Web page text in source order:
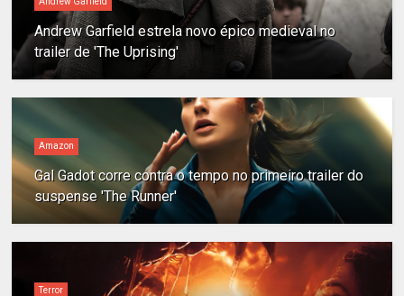
Andrew Garfield estrela novo épico medieval no
trailer de 'The Uprising'
Amazon
Gal Gadot corre contra o tempo no primeiro trailer do
suspense 'The Runner'
Terror